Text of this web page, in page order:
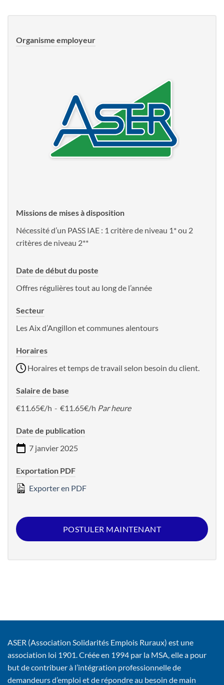
Organisme employeur
Missions de mises à disposition
Nécessité d’un PASS IAE : 1 critère de niveau 1* ou 2
critères de niveau 2**
Date de début du poste
Offres régulières tout au long de l’année
Secteur
Les Aix d’Angillon et communes alentours
Horaires
Horaires et temps de travail selon besoin du client.
Salaire de base
€11.65€/h - €11.65€/h Par heure
Date de publication
7 janvier 2025
Exportation PDF
Exporter en PDF
POSTULER MAINTENANT
ASER (Association Solidarités Emplois Ruraux) est une
association loi 1901. Créée en 1994 par la MSA, elle a pour
but de contribuer à l’intégration professionnelle de
demandeurs d’emploi et de répondre au besoin de main